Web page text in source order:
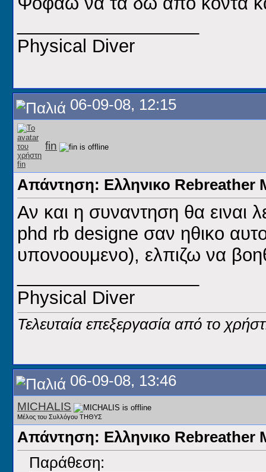
Physical Diver
06-09-08, 12:15
fin
Απάντηση: Ελληνικο Rebreather
Αν και η συναντηση θα ειναι
phd rb designe σαν ηθικο
υπονοουμενο), ελπιζω να
Physical Diver
Τελευταία επεξεργασία από το
06-09-08, 13:46
MICHALIS
Μέλος του Συλλόγου ΤΗΘΥΣ
Απάντηση: Ελληνικο Rebreather
Παράθεση: